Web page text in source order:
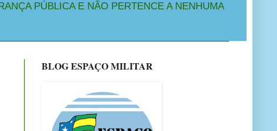
PÚBLICA E NÃO PERTENCE A NENHUMA
BLOG ESPAÇO MILITAR